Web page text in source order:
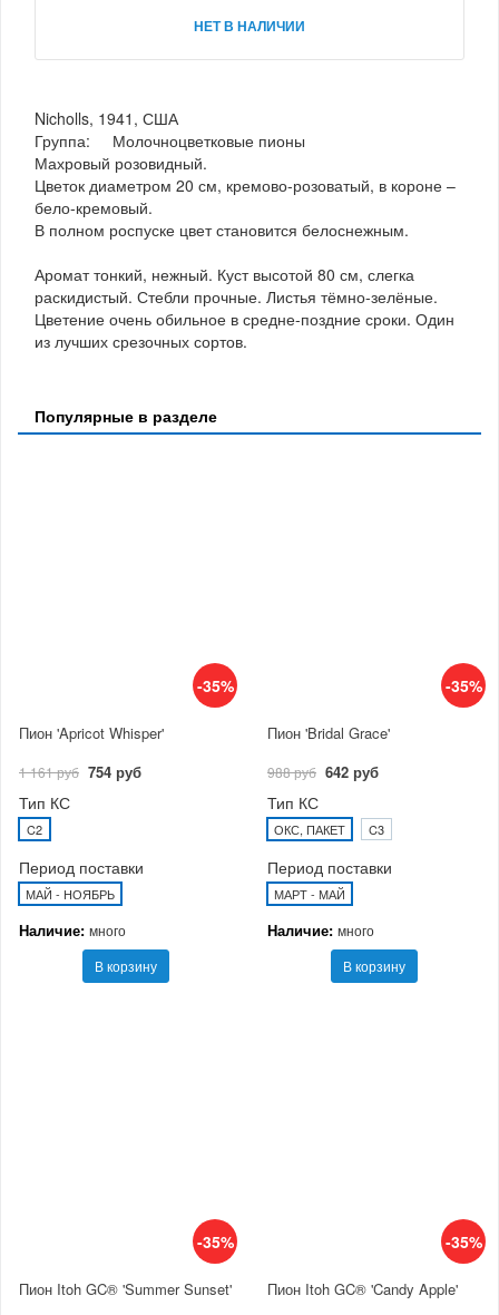
НЕТ В НАЛИЧИИ
Nicholls, 1941, США
Группа: Молочноцветковые пионы
Махровый розовидный.
Цветок диаметром 20 см, кремово-розоватый, в короне –
бело-кремовый.
В полном роспуске цвет становится белоснежным.
Аромат тонкий, нежный. Куст высотой 80 см, слегка
раскидистый. Стебли прочные. Листья тёмно-зелёные.
Цветение очень обильное в средне-поздние сроки. Один
из лучших срезочных сортов.
Популярные в разделе
-35%
Пион 'Apricot Whisper'
1 161 руб 754 руб
Тип КС
C2
Период поставки
МАЙ - НОЯБРЬ
Наличие: много
В корзину
-35%
Пион 'Bridal Grace'
988 руб 642 руб
Тип КС
ОКС, ПАКЕТ C3
Период поставки
МАРТ - МАЙ
Наличие: много
В корзину
-35%
Пион Itoh GC® 'Summer Sunset'
-35%
Пион Itoh GC® 'Candy Apple'